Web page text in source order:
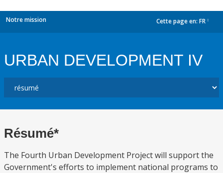
Notre mission Cette page en: FR
URBAN DEVELOPMENT IV
Résumé*
The Fourth Urban Development Project will support the
Government's efforts to implement national programs to